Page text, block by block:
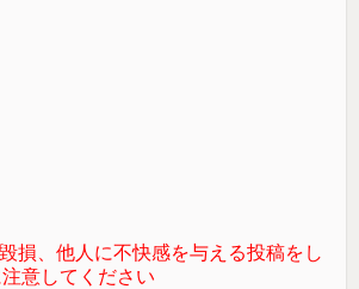
損、他人に不快感を与える投稿をし
意してください